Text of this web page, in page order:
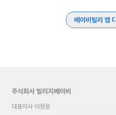
베이비빌리 앱
주식회사 빌리지베이비
대표이사 이정윤